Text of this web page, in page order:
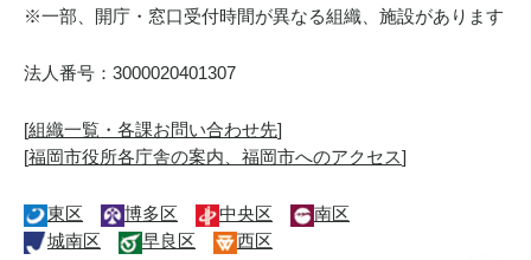
※一部、開庁・窓口受付時間が異なる組織、施設があります
法人番号：3000020401307
[組織一覧・各課お問い合わせ先]
[福岡市役所各庁舎の案内、福岡市へのアクセス]
東区 博多区 中央区
南区
城南区
早良区 西区